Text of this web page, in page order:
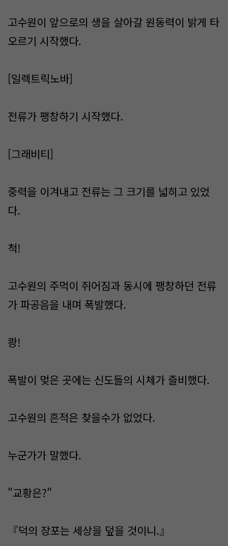
고수원이 앞으로의 생을 살아갈 원동력이 밝게 타
오르기 시작했다.
[일렉트릭노바]
전류가 팽창하기 시작했다.
[그래비티]
중력을 이겨내고 전류는 그 크기를 넓히고 있었
다.
척!
고수원의 주먹이 쥐어짐과 동시에 팽창하던 전류
가 파공음을 내며 폭발했다.
쾅!
폭발이 멎은 곳에는 신도들의 시체가 즐비했다.
고수원의 흔적은 찾을수가 없었다.
누군가가 말했다.
"교황은?"
『덕의 장포는 세상을 덮을 것이니.』